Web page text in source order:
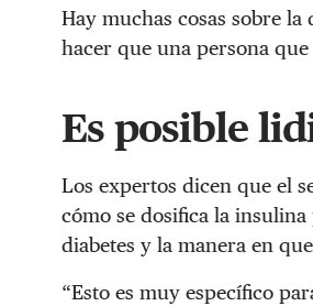
Hay muchas cosas sobre
hacer que una persona
Es posible
Los expertos dicen que el
cómo se dosifica la
diabetes y la manera en
“Esto es muy específico